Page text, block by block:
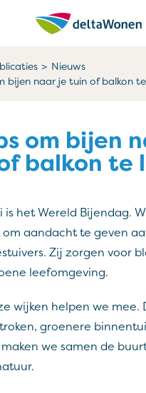
Naar de homepage
Nieuws
bijen naar je tuin of balkon
om bijen
balkon te
is het Wereld Bijendag.
aandacht te geven
Zij zorgen voor
leefomgeving.
wijken helpen we mee.
groenere
we samen de